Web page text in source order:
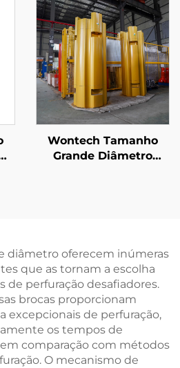
perfuração de furos de
mineração
Wontech Tamanho
Grande Diâmetro
diâmetro oferecem inúmeras
que as tornam a escolha
de perfuração desafiadores.
brocas proporcionam
excepcionais de perfuração,
os tempos de
comparação com métodos
O mecanismo de